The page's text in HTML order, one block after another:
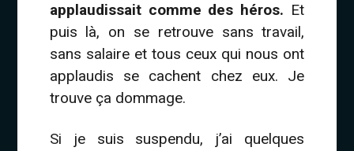
applaudissait comme des héros. Et
puis là, on se retrouve sans travail,
sans salaire et tous ceux qui nous ont
applaudis se cachent chez eux. Je
trouve ça dommage.
Si je suis suspendu, j’ai quelques